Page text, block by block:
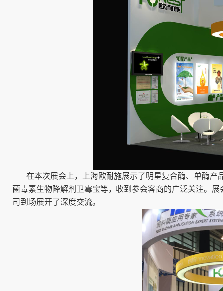
在本次展会上，上海欧耐施展示了明星复合酶、单酶产
菌毒素生物降解剂卫霉宝等，收到参会客商的广泛关注。
司到场展开了深度交流。